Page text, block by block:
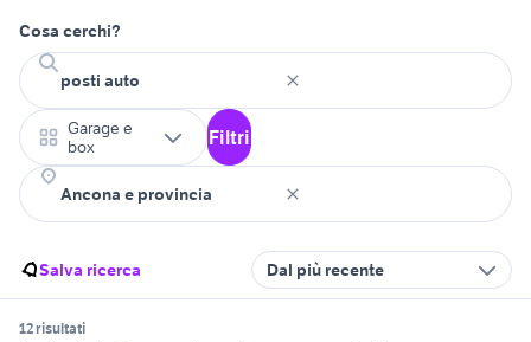
Cosa cerchi?
Garage e
box
Filtri
Salva ricerca Dal più recente
12 risultati